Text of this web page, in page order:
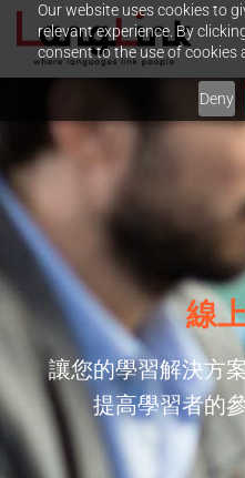
Our website uses cookies to
relevant experience. By
consent to the use of cookies
Deny
線
讓您的學習解決方
提高學習者的